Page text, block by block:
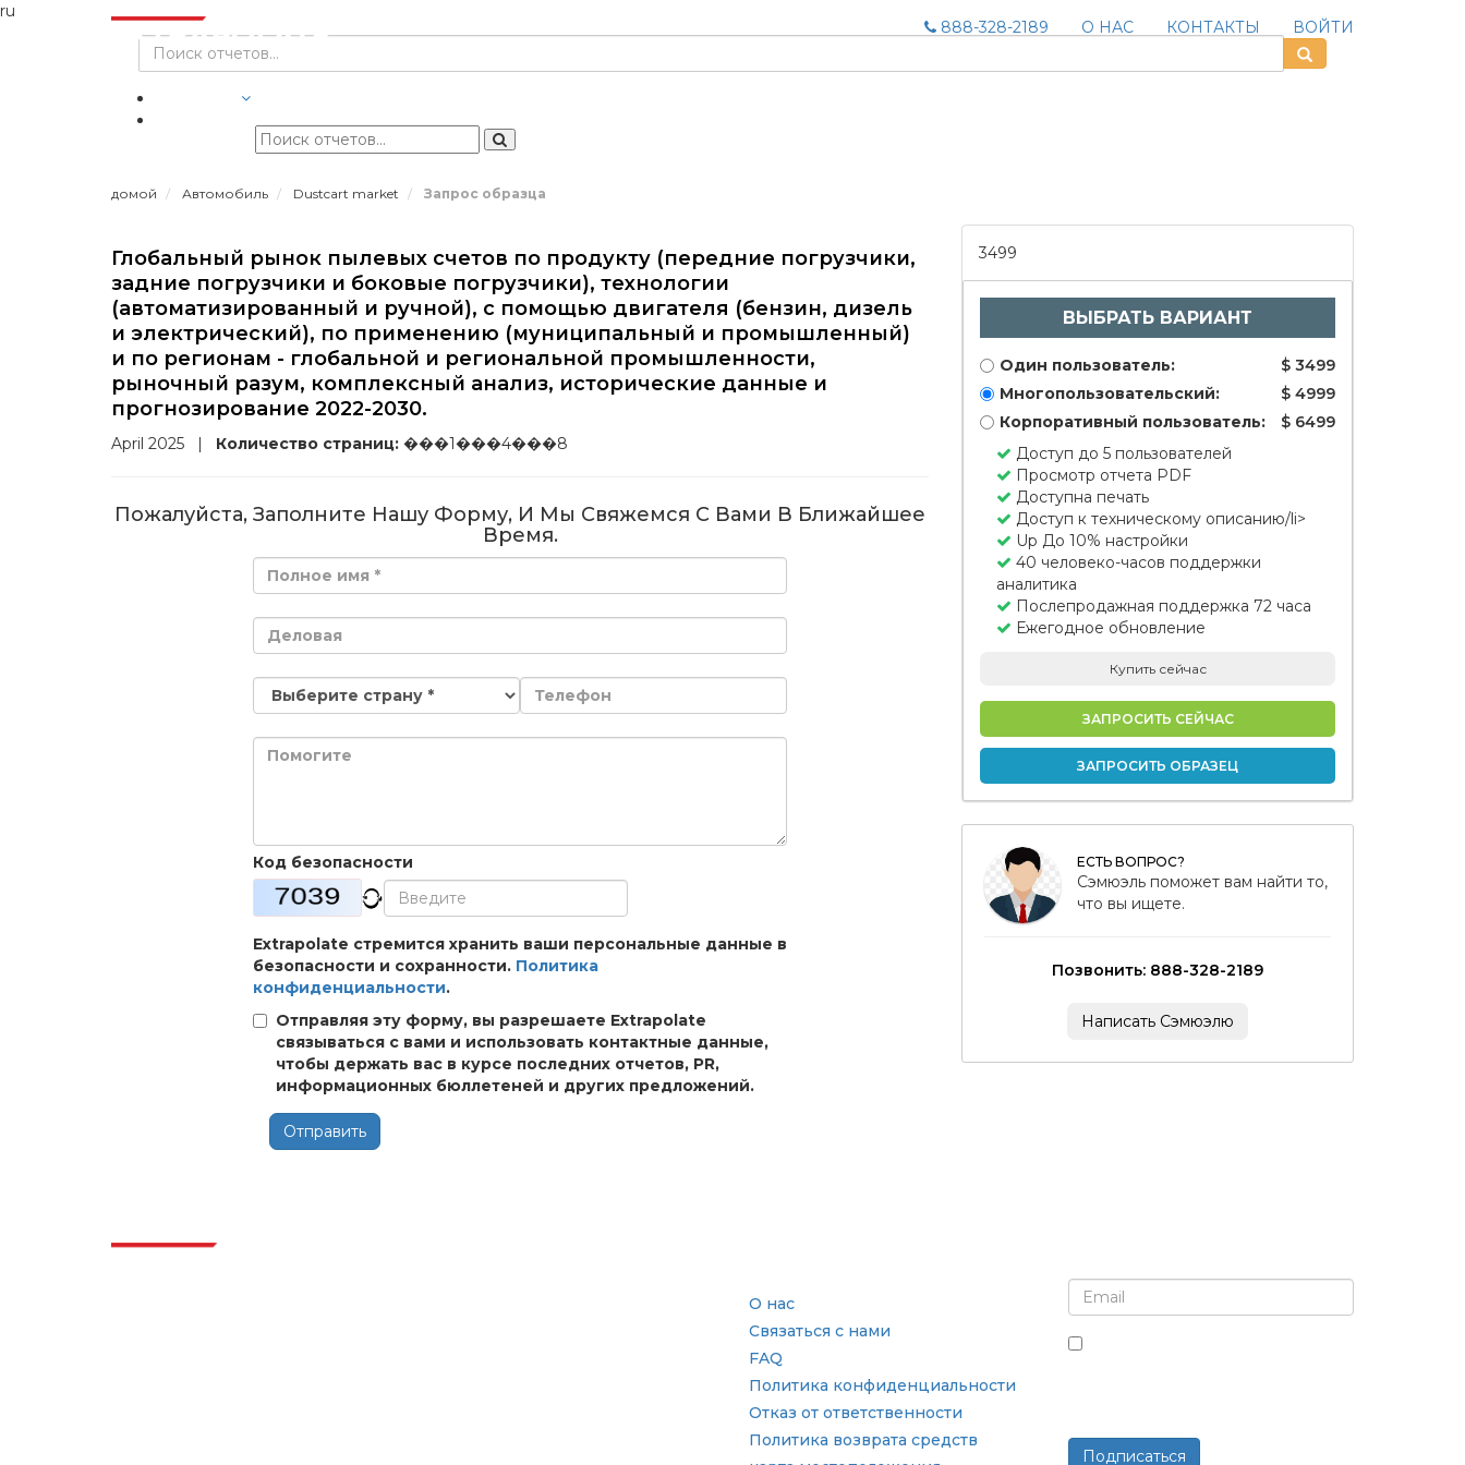
ru
888-328-2189
О НАС КОНТАКТЫ ВОЙТИ
домой Автомобиль Dustcart market Запрос образца
Глобальный рынок пылевых счетов по продукту (передние погрузчики,
задние погрузчики и боковые погрузчики), технологии
(автоматизированный и ручной), с помощью двигателя (бензин, дизель
и электрический), по применению (муниципальный и промышленный)
и по регионам - глобальной и региональной промышленности,
рыночный разум, комплексный анализ, исторические данные и
прогнозирование 2022-2030.
April 2025 | Количество страниц: ���1���4���8
Пожалуйста, Заполните Нашу Форму, И Мы Свяжемся С Вами В Ближайшее
Время.
Код безопасности
Extrapolate стремится хранить ваши персональные данные в
безопасности и сохранности. Политика
конфиденциальности.
Отправляя эту форму, вы разрешаете Extrapolate
связываться с вами и использовать контактные данные,
чтобы держать вас в курсе последних отчетов, PR,
информационных бюллетеней и других предложений.
Отправить
3499
ВЫБРАТЬ ВАРИАНТ
Один пользователь:
$ 3499
Многопользовательский:
$ 4999
Корпоративный пользователь:
$ 6499
Доступ до 5 пользователей
Просмотр отчета PDF
Доступна печать
Доступ к техническому описанию/li>
Up До 10% настройки
40 человеко-часов поддержки
аналитика
Послепродажная поддержка 72 часа
Ежегодное обновление
Купить сейчас
ЗАПРОСИТЬ СЕЙЧАС
ЗАПРОСИТЬ ОБРАЗЕЦ
ЕСТЬ ВОПРОС?
Сэмюэль поможет вам найти то,
что вы ищете.
Позвонить: 888-328-2189
Написать Сэмюэлю
О нас
Связаться с нами
FAQ
Политика конфиденциальности
Отказ от ответственности
Политика возврата средств
Подписаться